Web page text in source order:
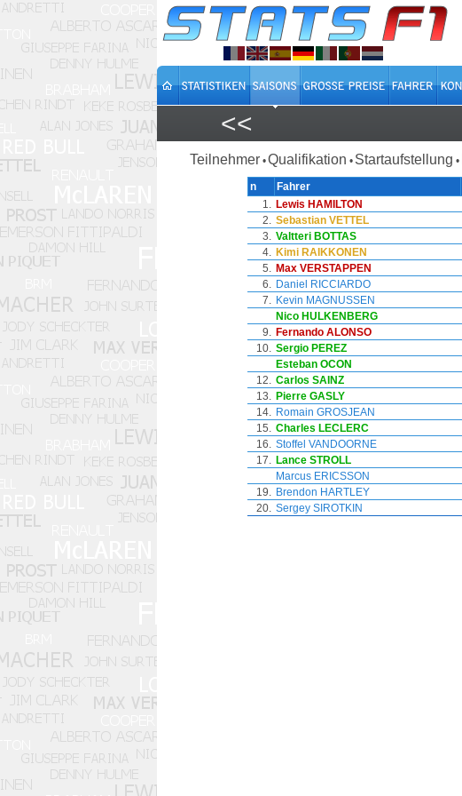
<<
Teilnehmer •Qualifikation • Startaufstellung •
n Fahrer
1. Lewis HAMILTON
2. Sebastian VETTEL
3. Valtteri BOTTAS
4. Kimi RAIKKONEN
5. Max VERSTAPPEN
6. Daniel RICCIARDO
7. Kevin MAGNUSSEN
Nico HULKENBERG
9. Fernando ALONSO
10. Sergio PEREZ
Esteban OCON
12. Carlos SAINZ
13. Pierre GASLY
14. Romain GROSJEAN
15. Charles LECLERC
16. Stoffel VANDOORNE
17. Lance STROLL
Marcus ERICSSON
19. Brendon HARTLEY
20. Sergey SIROTKIN